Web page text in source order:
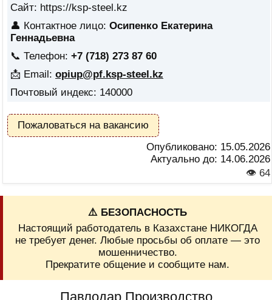
Сайт: https://ksp-steel.kz
👤 Контактное лицо: Осипенко Екатерина
Геннадьевна
📞 Телефон: +7 (718) 273 87 60
📩 Email: opiup@pf.ksp-steel.kz
Почтовый индекс: 140000
Пожаловаться на вакансию
Опубликовано: 15.05.2026
Актуально до: 14.06.2026
👁 64
⚠️ БЕЗОПАСНОСТЬ
Настоящий работодатель в Казахстане НИКОГДА
не требует денег. Любые просьбы об оплате — это
мошенничество.
Прекратите общение и сообщите нам.
Павлодар Производство